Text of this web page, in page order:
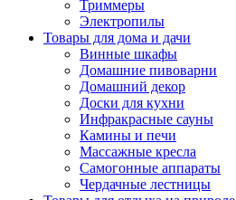
Триммеры
Электропилы
Товары для дома и дачи
Винные шкафы
Домашние пивоварни
Домашний декор
Доски для кухни
Инфракрасные сауны
Камины и печи
Массажные кресла
Самогонные аппараты
Чердачные лестницы